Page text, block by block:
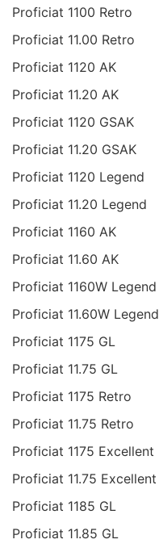
Proficiat 1100 Retro
Proficiat 11.00 Retro
Proficiat 1120 AK
Proficiat 11.20 AK
Proficiat 1120 GSAK
Proficiat 11.20 GSAK
Proficiat 1120 Legend
Proficiat 11.20 Legend
Proficiat 1160 AK
Proficiat 11.60 AK
Proficiat 1160W Legend
Proficiat 11.60W Legend
Proficiat 1175 GL
Proficiat 11.75 GL
Proficiat 1175 Retro
Proficiat 11.75 Retro
Proficiat 1175 Excellent
Proficiat 11.75 Excellent
Proficiat 1185 GL
Proficiat 11.85 GL